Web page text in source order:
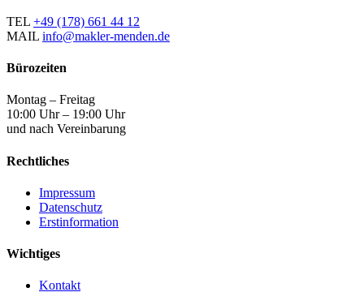
TEL +49 (178) 661 44 12
MAIL info@makler-menden.de
Bürozeiten
Montag – Freitag
10:00 Uhr – 19:00 Uhr
und nach Vereinbarung
Rechtliches
Impressum
Datenschutz
Erstinformation
Wichtiges
Kontakt